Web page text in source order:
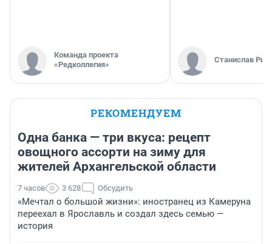
Команда проекта
«Редколлегия»
Станислав
РЕКОМЕНДУЕМ
Одна банка — три вкуса: рецепт
овощного ассорти на зиму для
жителей Архангельской области
7 часов 3 628 Обсудить
«Мечтал о большой жизни»: иностранец из Камеруна
переехал в Ярославль и создал здесь семью —
история